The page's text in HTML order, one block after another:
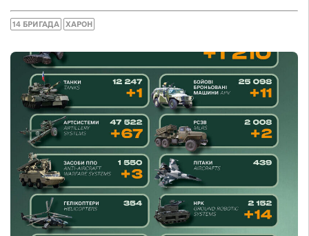
14 БРИГАДА ХАРОН